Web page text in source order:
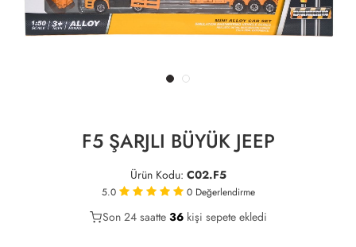
F5 ŞARJLI BÜYÜK JEEP
Ürün Kodu: C02.F5
5.0 0 Değerlendirme
25
Son 24 saatte 36kişi sepete ekledi
13